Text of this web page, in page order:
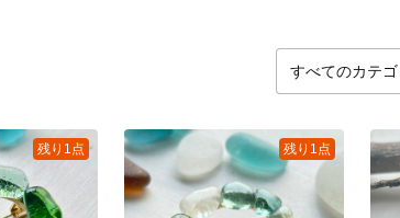
残り1点 残り1点